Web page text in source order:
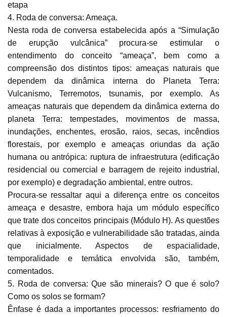
etapa
4. Roda de conversa: Ameaça.
Nesta roda de conversa estabelecida após a “Simulação
de erupção vulcânica” procura-se estimular o
entendimento do conceito “ameaça”, bem como a
compreensão dos distintos tipos: ameaças naturais que
dependem da dinâmica interna do Planeta Terra:
Vulcanismo, Terremotos, tsunamis, por exemplo. As
ameaças naturais que dependem da dinâmica externa do
planeta Terra: tempestades, movimentos de massa,
inundações, enchentes, erosão, raios, secas, incêndios
florestais, por exemplo e ameaças oriundas da ação
humana ou antrópica: ruptura de infraestrutura (edificação
residencial ou comercial e barragem de rejeito industrial,
por exemplo) e degradação ambiental, entre outros.
Procura-se ressaltar aqui a diferença entre os conceitos
ameaça e desastre, embora haja um módulo específico
que trate dos conceitos principais (Módulo H). As questões
relativas à exposição e vulnerabilidade são tratadas, ainda
que inicialmente. Aspectos de espacialidade,
temporalidade e temática envolvida são, também,
comentados.
5. Roda de conversa: Que são minerais? O que é solo?
Como os solos se formam?
Ênfase é dada a importantes processos: resfriamento do